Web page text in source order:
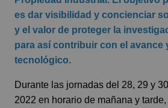
es dar visibilidad y concienciar
y el valor de proteger la
para así contribuir con el avance
tecnológico.
Durante las jornadas del 28, 29 y
2022 en horario de mañana y